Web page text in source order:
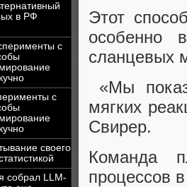
в РФ
с
с
своего
собрал LLM-
Этот
особенно
сланцевых
«Мы
мягких
Свирер.
Команда
процессов